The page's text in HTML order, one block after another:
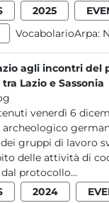
2025
VocabolarioArpa:
agli incontri del
Lazio e Sassonia
venerdì 6
archeologico
gruppi di lavoro
delle attività di
protocollo...
2024